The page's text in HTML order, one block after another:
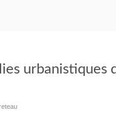
urbanistiques